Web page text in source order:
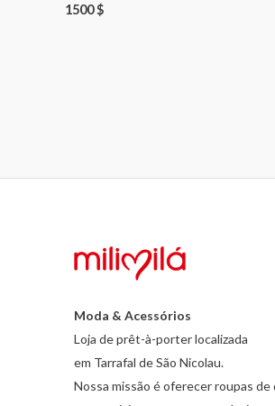
1500$
Moda & Acessórios
Loja de prêt-à-porter localizada
em Tarrafal de São Nicolau.
Nossa missão é oferecer roupas de